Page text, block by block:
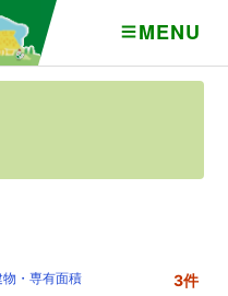
MENU
物・専有面積 3件